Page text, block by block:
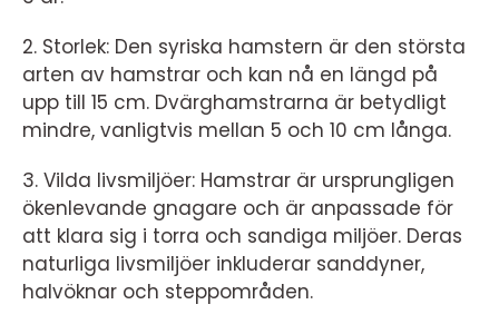
2. Storlek: Den syriska hamstern är den största
arten av hamstrar och kan nå en längd på
upp till 15 cm. Dvärghamstrarna är betydligt
mindre, vanligtvis mellan 5 och 10 cm långa.
3. Vilda livsmiljöer: Hamstrar är ursprungligen
ökenlevande gnagare och är anpassade för
att klara sig i torra och sandiga miljöer. Deras
naturliga livsmiljöer inkluderar sanddyner,
halvöknar och steppområden.